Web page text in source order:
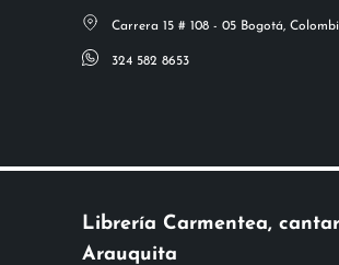
Carrera 15 # 108 - 05 Bogotá,
324 582 8653
Librería Carmentea,
Arauquita